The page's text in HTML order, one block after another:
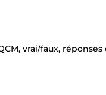
vrai/faux, réponses